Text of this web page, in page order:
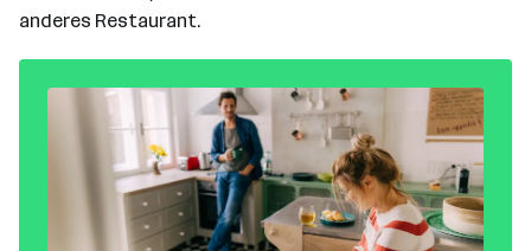
anderes Restaurant.